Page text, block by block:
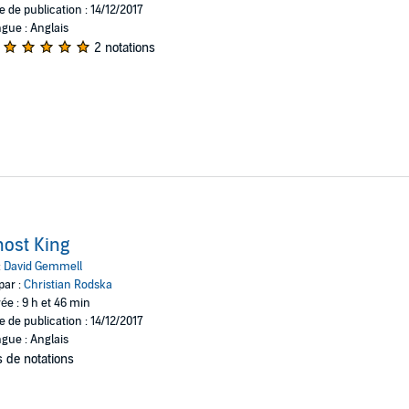
de publication : 14/12/2017
: Anglais
2 notations
King
David Gemmell
:Christian Rodska
: 9 h et 46 min
de publication : 14/12/2017
: Anglais
de notations